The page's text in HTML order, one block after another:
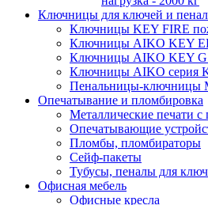
Ключницы для ключей и
Ключницы KEY FIRE
Ключницы AIKO KEY
Ключницы AIKO KEY G
Ключницы AIKO серия
Пенальницы-ключницы
Опечатывание и пломбировка
Металлические печати с
Опечатывающие
Пломбы, пломбираторы
Сейф-пакеты
Тубусы, пеналы для
Офисная мебель
Офисные кресла